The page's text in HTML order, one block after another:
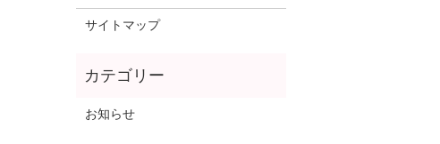
サイトマップ
お知らせ